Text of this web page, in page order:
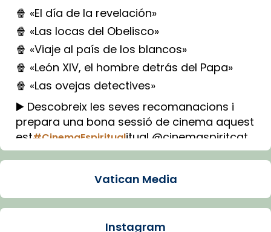
🍿 «El día de la revelación»
🍿 «Las locas del Obelisco»
🍿 «Viaje al país de los blancos»
🍿 «León XIV, el hombre detrás del Papa»
🍿 «Las ovejas detectives»
▶️ Descobreix les seves recomanacions i
prepara una bona sessió de cinema aquest
est#CinemaEspiritualitual @cinemaspiritcat
Imatge: Generada amb IA (OpenAI)
Vatican Media
Instagram